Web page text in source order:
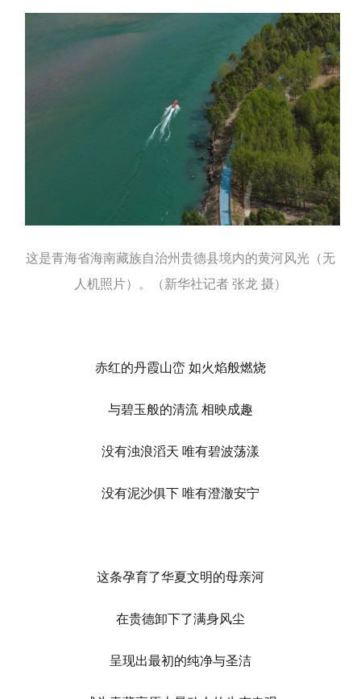
这是青海省海南藏族自治州贵德县境内的黄河风光（无
人机照片）。（新华社记者 张龙 摄）
赤红的丹霞山峦 如火焰般燃烧
与碧玉般的清流 相映成趣
没有浊浪滔天 唯有碧波荡漾
没有泥沙俱下 唯有澄澈安宁
这条孕育了华夏文明的母亲河
在贵德卸下了满身风尘
呈现出最初的纯净与圣洁